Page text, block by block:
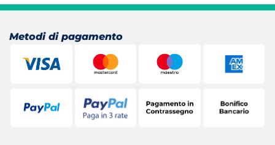
28,00 €.22,92 €.
Metodi di pagamento